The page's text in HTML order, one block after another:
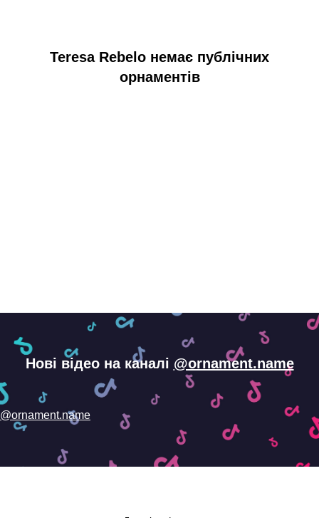
Teresa Rebelo немає публічних
орнаментів
Нові відео на каналі @ornament.name
@ornament.name